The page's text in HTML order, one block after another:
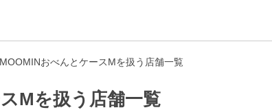
おべんとケースMを扱う店舗一覧
Mを扱う店舗一覧